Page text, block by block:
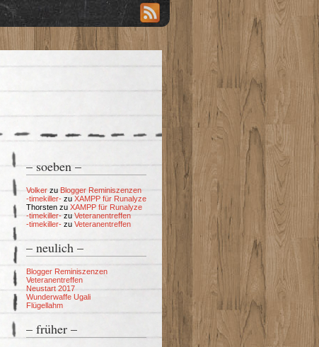
– soeben –
Volker zu Blogger Reminiszenzen
-timekiller- zu XAMPP für Runalyze
Thorsten zu XAMPP für Runalyze
-timekiller- zu Veteranentreffen
-timekiller- zu Veteranentreffen
– neulich –
Blogger Reminiszenzen
Veteranentreffen
Neustart 2017
Wunderwaffe Ugali
Flügellahm
– früher –